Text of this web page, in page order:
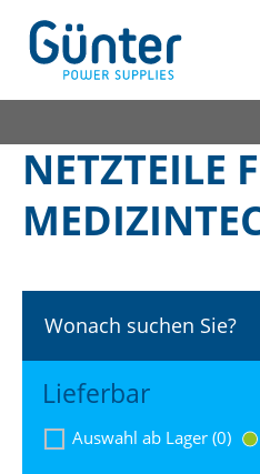
NETZTEILE
Wonach suchen Sie?
Lieferbar
Auswahl ab Lager (0)